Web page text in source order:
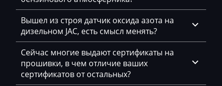
BobCat
Bomag
Brilliance
Buhler
Вышел из строя датчик оксида азота на
дизельном JAC, есть смысл менять?
Сейчас многие выдают сертификаты на
прошивки, в чем отличие ваших
сертификатов от остальных?